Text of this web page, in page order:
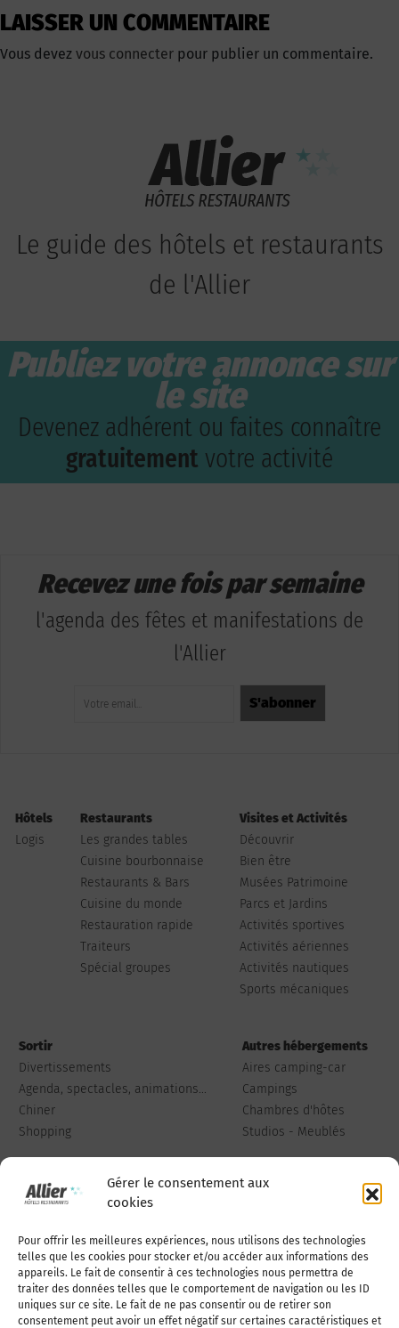
Gérer le consentement aux
cookies
Pour offrir les meilleures expériences, nous utilisons des technologies
telles que les cookies pour stocker et/ou accéder aux informations des
appareils. Le fait de consentir à ces technologies nous permettra de
traiter des données telles que le comportement de navigation ou les ID
uniques sur ce site. Le fait de ne pas consentir ou de retirer son
consentement peut avoir un effet négatif sur certaines caractéristiques et
LAISSER UN COMMENTAIRE
Vous devez vous connecter pour publier un commentaire.
Le guide des hôtels et restaurants
de l'Allier
Publiez votre annonce sur
le site
Devenez adhérent ou faites connaître
gratuitement votre activité
Recevez une fois par semaine
l'agenda des fêtes et manifestations de
l'Allier
Hôtels
Logis
Restaurants
Les grandes tables
Cuisine bourbonnaise
Restaurants & Bars
Cuisine du monde
Restauration rapide
Traiteurs
Spécial groupes
Visites et Activités
Découvrir
Bien être
Musées Patrimoine
Parcs et Jardins
Activités sportives
Activités aériennes
Activités nautiques
Sports mécaniques
Sortir
Divertissements
Agenda, spectacles, animations...
Chiner
Shopping
Autres hébergements
Aires camping-car
Campings
Chambres d'hôtes
Studios - Meublés
Qui sommes-nous Publiez votre annonce
Adhérer à l’association Nous contacter